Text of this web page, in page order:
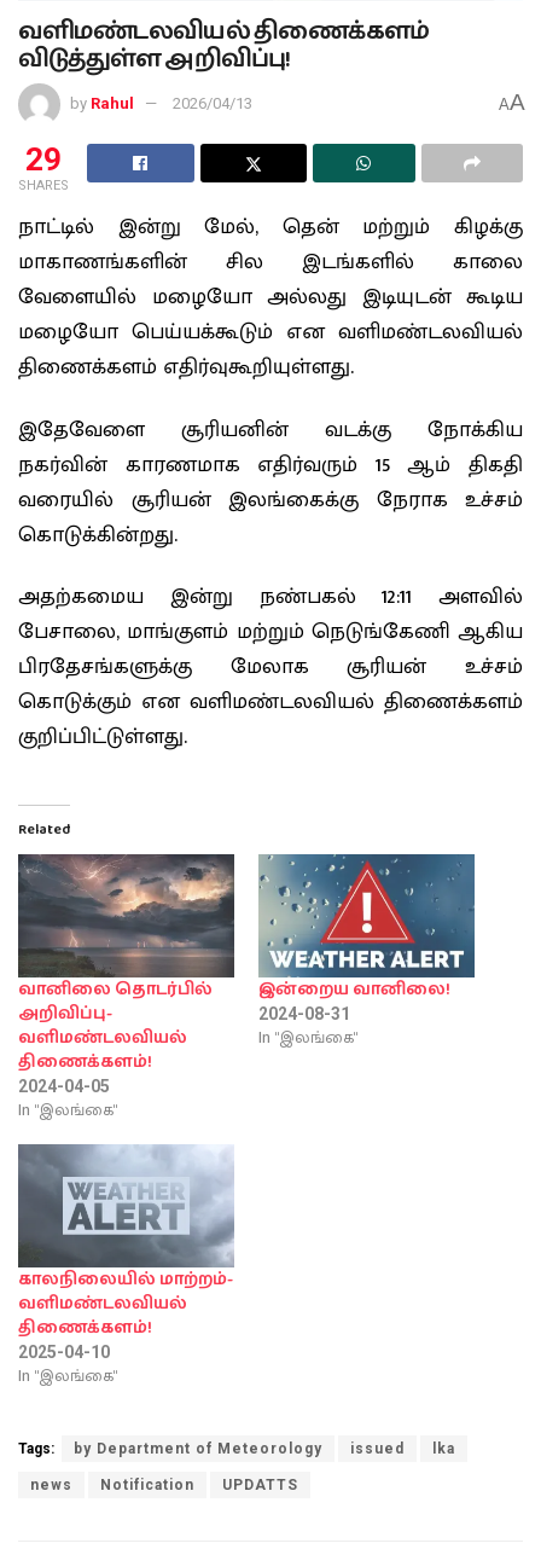
வளிமண்டலவியல் திணைக்களம்
விடுத்துள்ள அறிவிப்பு!
by Rahul 2026/04/13 AA
29
SHARES
நாட்டில் இன்று மேல், தென் மற்றும் கிழக்கு
மாகாணங்களின் சில இடங்களில் காலை
வேளையில் மழையோ அல்லது இடியுடன் கூடிய
மழையோ பெய்யக்கூடும் என வளிமண்டலவியல்
திணைக்களம் எதிர்வுகூறியுள்ளது.
இதேவேளை சூரியனின் வடக்கு நோக்கிய
நகர்வின் காரணமாக எதிர்வரும் 15 ஆம் திகதி
வரையில் சூரியன் இலங்கைக்கு நேராக உச்சம்
கொடுக்கின்றது.
அதற்கமைய இன்று நண்பகல் 12:11 அளவில்
பேசாலை, மாங்குளம் மற்றும் நெடுங்கேணி ஆகிய
பிரதேசங்களுக்கு மேலாக சூரியன் உச்சம்
கொடுக்கும் என வளிமண்டலவியல் திணைக்களம்
குறிப்பிட்டுள்ளது.
Related
வானிலை தொடர்பில்
அறிவிப்பு-
வளிமண்டலவியல்
திணைக்களம்!
2024-04-05
In "இலங்கை"
இன்றைய வானிலை!
2024-08-31
In "இலங்கை"
காலநிலையில் மாற்றம்-
வளிமண்டலவியல்
திணைக்களம்!
2025-04-10
In "இலங்கை"
Tags: by Department of Meteorology issued lka
news Notification UPDATTS